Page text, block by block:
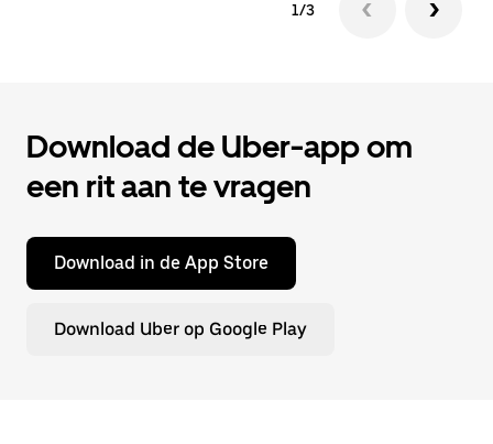
1/3
Download de Uber-app om
een rit aan te vragen
Download in de App Store
Download Uber op Google Play